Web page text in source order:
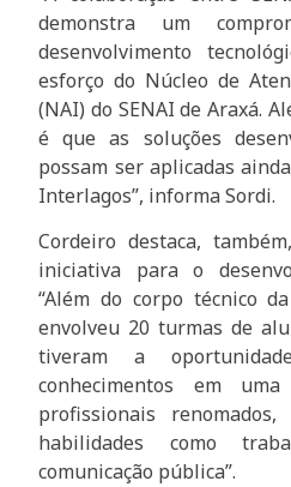
demonstra um
desenvolvimento
esforço do Núcleo de
(NAI) do SENAI de Araxá.
é que as soluções
possam ser aplicadas
Interlagos”, informa Sordi.
Cordeiro destaca,
iniciativa para o
“Além do corpo técnico
envolveu 20 turmas de
tiveram a
conhecimentos em
profissionais
habilidades como
comunicação pública”.